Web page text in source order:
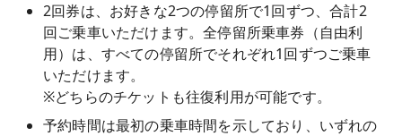
2回券は、お好きな2つの停留所で1回ずつ、合計2
回ご乗車いただけます。全停留所乗車券（自由利
用）は、すべての停留所でそれぞれ1回ずつご乗車
いただけます。
※どちらのチケットも往復利用が可能です。
予約時間は最初の乗車時間を示しており、いずれの